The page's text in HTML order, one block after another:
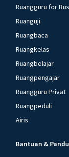
Ruangguru for
Ruanguji
Ruangbaca
Ruangkelas
Ruangbelajar
Ruangpengajar
Ruangguru Privat
Ruangpeduli
Airis
Bantuan &